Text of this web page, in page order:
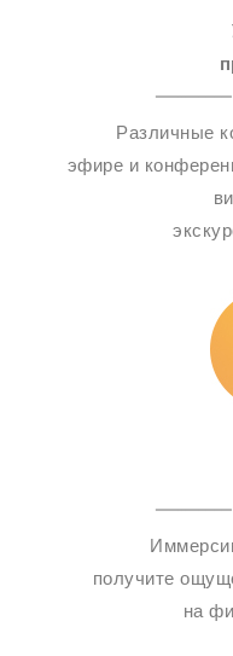
Различные
эфире и
получите
на